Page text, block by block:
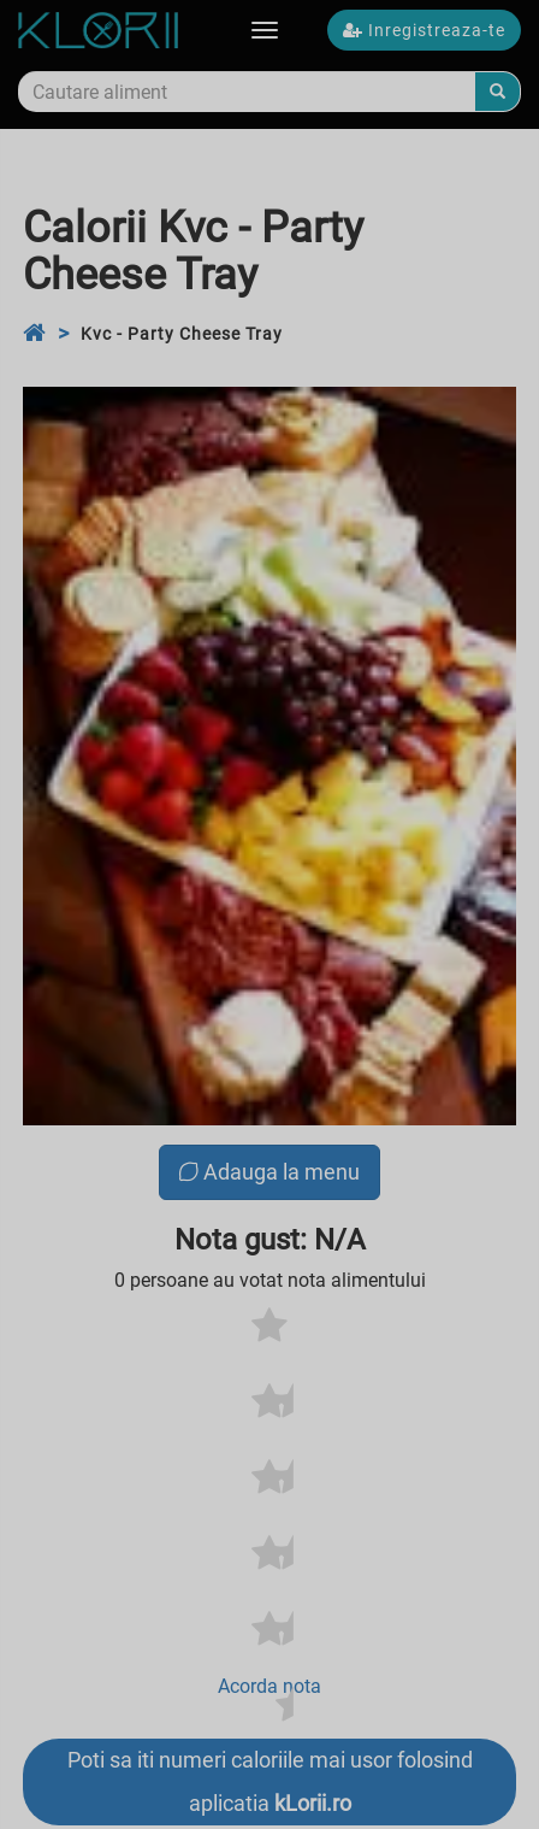
Inregistreaza-te
Toggle
Calorii Kvc - Party
Cheese Tray
Kvc - Party Cheese Tray
Adauga la menu
Nota gust: N/A
0 persoane au votat nota alimentului
Acorda nota
Poti sa iti numeri caloriile mai usor folosind
aplicatia kLorii.ro